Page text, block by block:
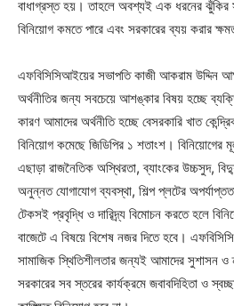
বাধাগ্রস্ত হয়। তাহলে অবশ্যই এক ধরনের ঝুঁকির
বিনিয়োগ কমতে পারে এবং সরকারের ব্যয় করার
এফবিসিসিআইয়ের সভাপতি কাজী আকরাম উদ্দিন
অর্থনীতির জন্য সবচেয়ে আশঙ্কার বিষয় হচ্ছে
কারণ আমাদের অর্থনীতি হচ্ছে বেসরকারি খাত
বিনিয়োগ কমেছে জিডিপির ১ শতাংশ। বিনিয়োগের
এছাড়া রাজনৈতিক অস্থিরতা, ব্যাংকের উচ্চসুদ,
অনুন্নত যোগাযোগ ব্যবস্থা, শিল্প প্লটের
টেকসই প্রবৃদ্ধি ও দারিদ্র্য বিমোচন করতে হলে
বাজেটে এ বিষয়ে বিশেষ নজর দিতে হবে।
সামাজিক স্থিতিশীলতার জন্যই আমাদের সুশাসন ও
সরকারের সব স্তরের কার্যক্রমে জবাবদিহিতা ও